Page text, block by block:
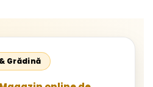
Grădină